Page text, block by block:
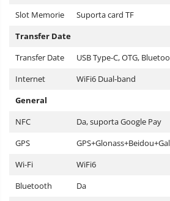
Slot Memorie
Suporta card TF
Transfer Date
Transfer Date
USB Type-C, OTG,
Internet
WiFi6 Dual-band
General
NFC
Da, suporta Google Pay
GPS
Wi-Fi
WiFi6
Bluetooth
Da